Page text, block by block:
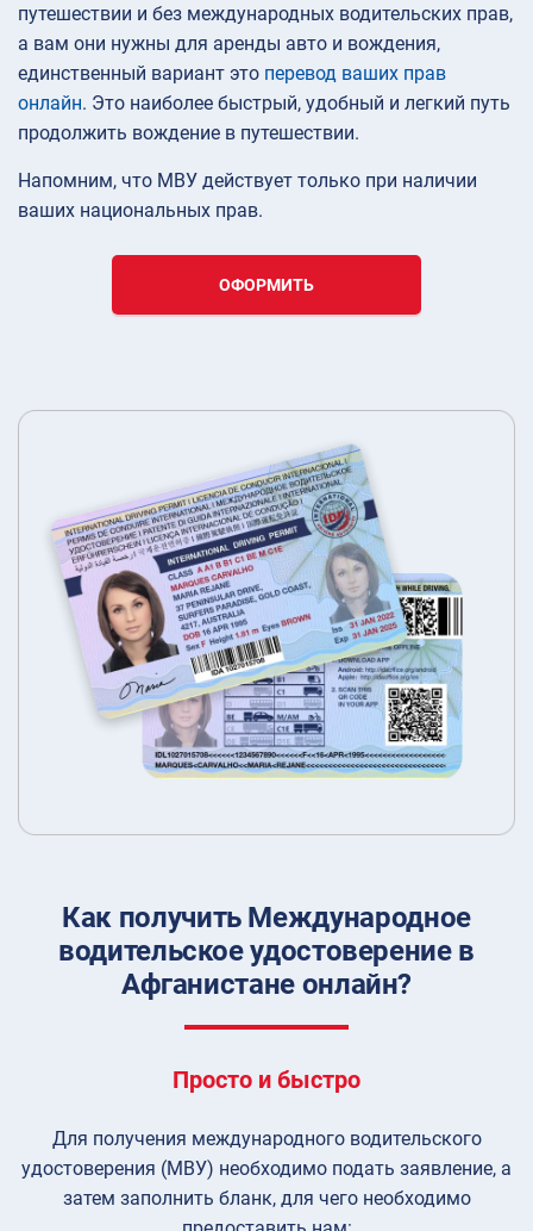
путешествии и без международных водительских прав,
а вам они нужны для аренды авто и вождения,
единственный вариант это перевод ваших прав
онлайн. Это наиболее быстрый, удобный и легкий путь
продолжить вождение в путешествии.
Напомним, что МВУ действует только при наличии
ваших национальных прав.
ОФОРМИТЬ
Как получить Международное
водительское удостоверение в
Афганистане онлайн?
Просто и быстро
Для получения международного водительского
удостоверения (МВУ) необходимо подать заявление, а
затем заполнить бланк, для чего необходимо